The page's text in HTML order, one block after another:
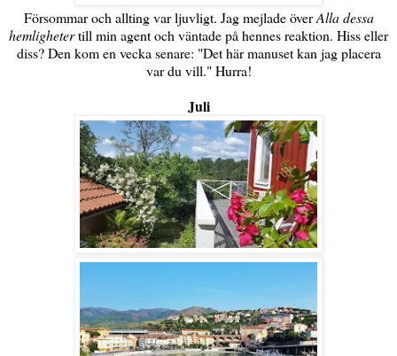
Försommar och allting var ljuvligt. Jag mejlade överAlla dessa
hemlighetertill min agent och väntade på hennes reaktion. Hiss eller
diss? Den kom en vecka senare: "Det här manuset kan jag placera
var du vill." Hurra!
Juli